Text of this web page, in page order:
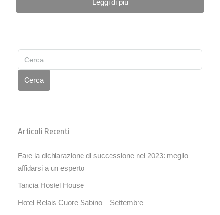
Leggi di più
Cerca
Articoli Recenti
Fare la dichiarazione di successione nel 2023: meglio
affidarsi a un esperto
Tancia Hostel House
Hotel Relais Cuore Sabino – Settembre